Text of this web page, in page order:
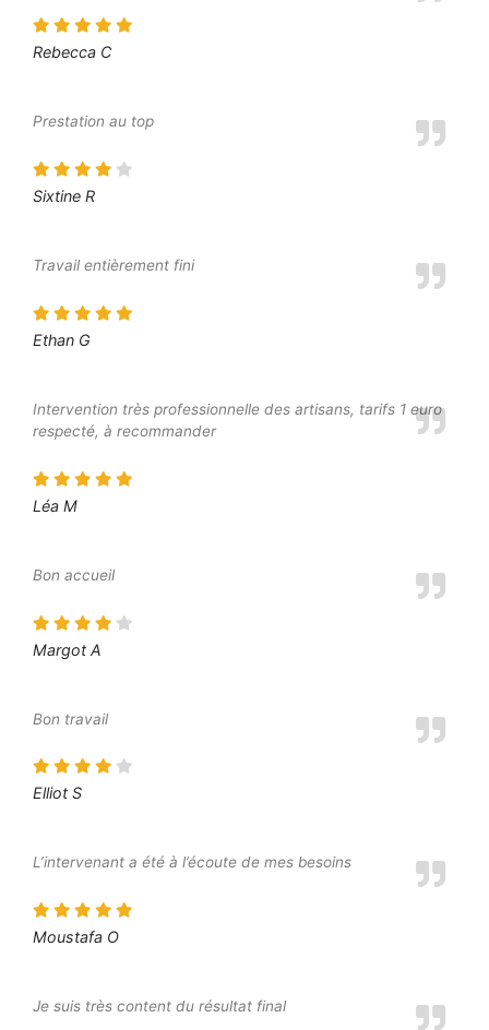
Rebecca C
Prestation au top
Sixtine R
Travail entièrement fini
Ethan G
Intervention très professionnelle des artisans, tarifs 1 euro
respecté, à recommander
Léa M
Bon accueil
Margot A
Bon travail
Elliot S
L’intervenant a été à l’écoute de mes besoins
Moustafa O
Je suis très content du résultat final